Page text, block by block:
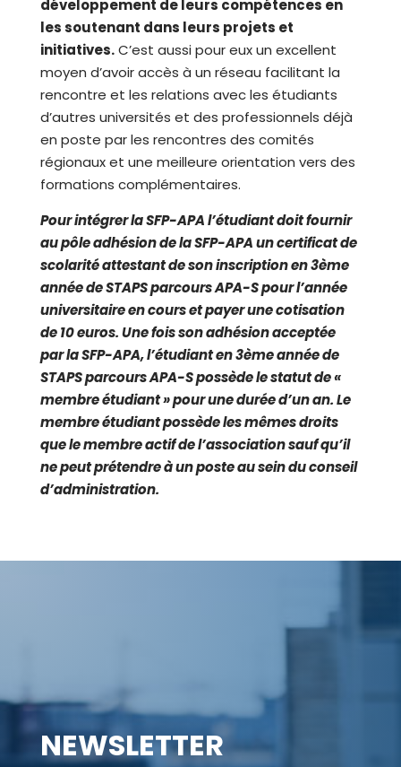
développement de leurs compétences en
les soutenant dans leurs projets et
initiatives.C’est aussi pour eux un excellent
moyen d’avoir accès à un réseau facilitant la
rencontre et les relations avec les étudiants
d’autres universités et des professionnels déjà
en poste par les rencontres des comités
régionaux et une meilleure orientation vers des
formations complémentaires.
Pour intégrer la SFP-APA l’étudiant doit fournir
au pôle adhésion de la SFP-APA un certificat de
scolarité attestant de son inscription en 3ème
année de STAPS parcours APA-S pour l’année
universitaire en cours et payer une cotisation
de 10 euros. Une fois son adhésion acceptée
par la SFP-APA, l’étudiant en 3ème année de
STAPS parcours APA-S possède le statut de «
membre étudiant » pour une durée d’un an. Le
membre étudiant possède les mêmes droits
que le membre actif de l’association sauf qu’il
ne peut prétendre à un poste au sein du conseil
d’administration.
NEWSLETTER